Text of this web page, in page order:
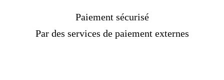
Paiement sécurisé
Par des services de paiement externes